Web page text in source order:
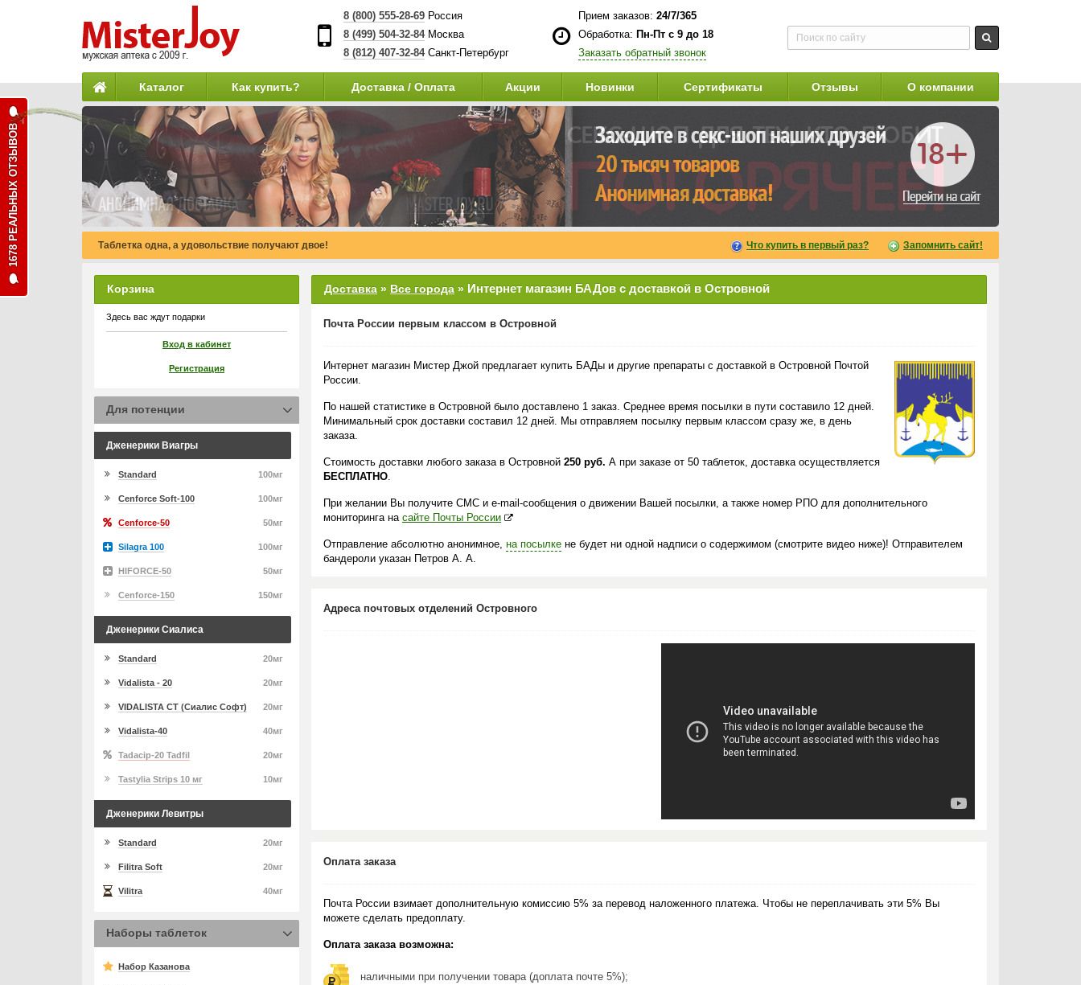
8 (800) 555-28-69Россия
8 (499) 504-32-84Москва
8 (812) 407-32-84 Санкт-Петербург
Прием заказов: 24/7/365
Обработка: Пн-Пт с 9 до 18
Заказать обратный звонок
Каталог Как купить? Доставка / Оплата Акции Новинки Сертификаты Отзывы О компании
Таблетка одна, а удовольствие получают двое! Что купить в первый раз? Запомнить сайт!
Доставка » Все города » Интернет магазин БАДов с доставкой в Островной
Почта России первым классом в Островной
Интернет магазин Мистер Джой предлагает купить БАДы и другие препараты с доставкой в Островной Почтой
России.
По нашей статистике в Островной было доставлено 1 заказ. Среднее время посылки в пути составило 12 дней.
Минимальный срок доставки составил 12 дней. Мы отправляем посылку первым классом сразу же, в день
заказа.
Стоимость доставки любого заказа в Островной 250 руб. А при заказе от 50 таблеток, доставка осуществляется
БЕСПЛАТНО.
При желании Вы получите СМС и e-mail-сообщения о движении Вашей посылки, а также номер РПО для дополнительного
мониторинга на сайте Почты России
Отправление абсолютно анонимное, на посылке не будет ни одной надписи о содержимом (смотрите видео ниже)! Отправителем
бандероли указан Петров А. А.
Адреса почтовых отделений Островного
Оплата заказа
Почта России взимает дополнительную комиссию 5% за перевод наложенного платежа. Чтобы не переплачивать эти 5% Вы
можете сделать предоплату.
Оплата заказа возможна:
наличными при получении товара (доплата почте 5%);
Корзина
Здесь вас ждут подарки
Вход в кабинет
Регистрация
Для потенции
Дженерики Виагры
100мг
Standard
100мг
Cenforce Soft-100
50мг
Cenforce-50
100мг
Silagra 100
50мг
HIFORCE-50
150мг
Cenforce-150
Дженерики Сиалиса
20мг
Standard
20мг
Vidalista - 20
20мг
VIDALISTA CT (Сиалис Софт)
40мг
Vidalista-40
20мг
Tadacip-20 Tadfil
10мг
Tastylia Strips 10 мг
Дженерики Левитры
20мг
Standard
20мг
Filitra Soft
40мг
Vilitra
Наборы таблеток
Набор Казанова
1678 РЕАЛЬНЫХ ОТЗЫВОВ